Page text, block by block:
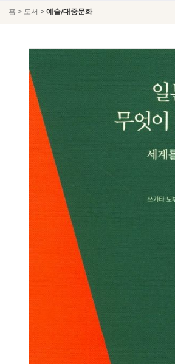
홈 > 도서 > 예술/대중문화